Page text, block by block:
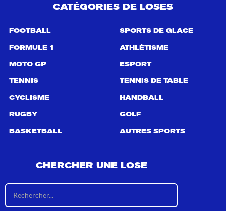
CATÉGORIES DE LOSES
FOOTBALL
FORMULE 1
MOTO GP
TENNIS
CYCLISME
RUGBY
BASKETBALL
SPORTS DE GLACE
ATHLÉTISME
ESPORT
TENNIS DE TABLE
HANDBALL
GOLF
AUTRES SPORTS
CHERCHER UNE LOSE
s